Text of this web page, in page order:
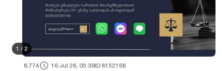
1 / 2
8,774 16 Jul 26, 05:39ID 8152168